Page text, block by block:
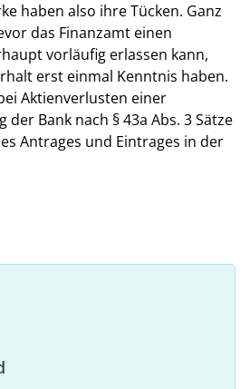
haben also ihre Tücken. Ganz
das Finanzamt einen
vorläufig erlassen kann,
erst einmal Kenntnis haben.
Aktienverlusten einer
Bank nach § 43a Abs. 3 Sätze
Antrages und Eintrages in der